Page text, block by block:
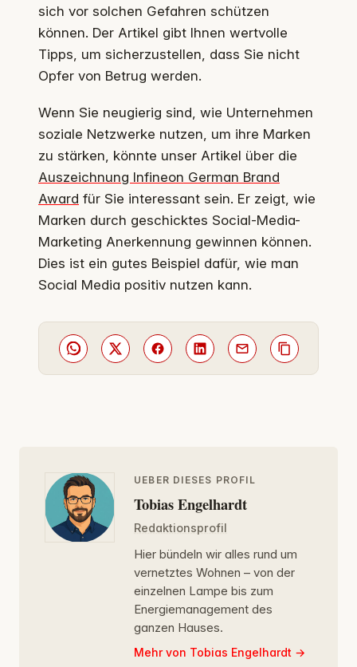
sich vor solchen Gefahren schützen
können. Der Artikel gibt Ihnen wertvolle
Tipps, um sicherzustellen, dass Sie nicht
Opfer von Betrug werden.
Wenn Sie neugierig sind, wie Unternehmen
soziale Netzwerke nutzen, um ihre Marken
zu stärken, könnte unser Artikel über die
Auszeichnung Infineon German Brand
Award für Sie interessant sein. Er zeigt, wie
Marken durch geschicktes Social-Media-
Marketing Anerkennung gewinnen können.
Dies ist ein gutes Beispiel dafür, wie man
Social Media positiv nutzen kann.
UEBER DIESES PROFIL
Tobias Engelhardt
Redaktionsprofil
Hier bündeln wir alles rund um
vernetztes Wohnen – von der
einzelnen Lampe bis zum
Energiemanagement des
ganzen Hauses.
Mehr von Tobias Engelhardt